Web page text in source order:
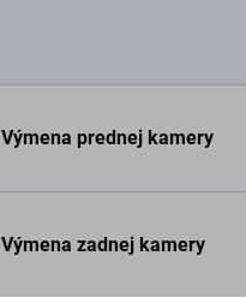
Výmena prednej kamery
Výmena zadnej kamery